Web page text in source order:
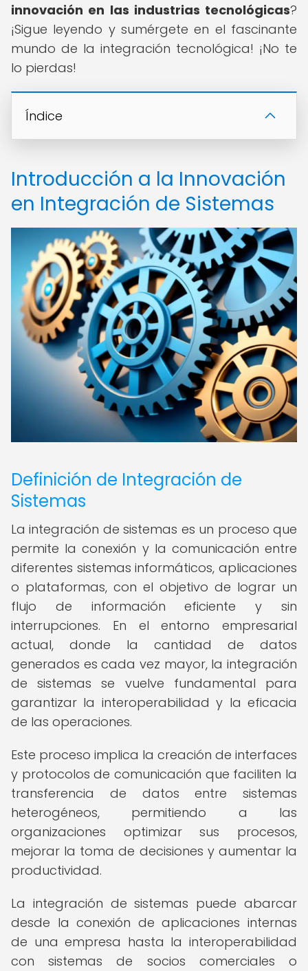
innovación en las industrias tecnológicas?
¡Sigue leyendo y sumérgete en el fascinante
mundo de la integración tecnológica! ¡No te
lo pierdas!
Índice
Introducción a la Innovación
en Integración de Sistemas
Definición de Integración de
Sistemas
La integración de sistemas es un proceso que
permite la conexión y la comunicación entre
diferentes sistemas informáticos, aplicaciones
o plataformas, con el objetivo de lograr un
flujo de información eficiente y sin
interrupciones. En el entorno empresarial
actual, donde la cantidad de datos
generados es cada vez mayor, la integración
de sistemas se vuelve fundamental para
garantizar la interoperabilidad y la eficacia
de las operaciones.
Este proceso implica la creación de interfaces
y protocolos de comunicación que faciliten la
transferencia de datos entre sistemas
heterogéneos, permitiendo a las
organizaciones optimizar sus procesos,
mejorar la toma de decisiones y aumentar la
productividad.
La integración de sistemas puede abarcar
desde la conexión de aplicaciones internas
de una empresa hasta la interoperabilidad
con sistemas de socios comerciales o